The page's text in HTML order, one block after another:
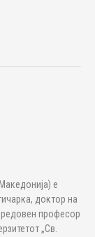
е
доктор на
редовен професор
„Св.